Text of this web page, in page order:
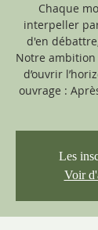
Chaque
interpeller
d'en
Notre
d’ouvrir
ouvrage :
Les
Voir